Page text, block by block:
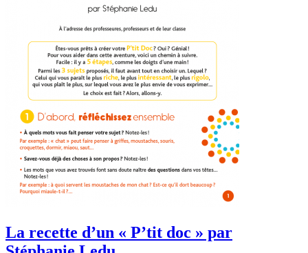
La recette d’un « P’tit doc » par